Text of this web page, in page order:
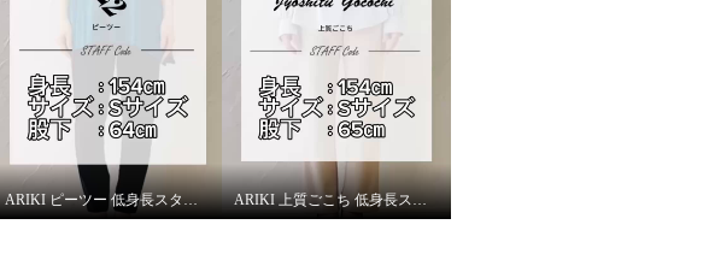
ARIKI ピーツー 低身長スタッフがはいてみました！ ARIKI 上質ごこち 低身長スタッフがはいてみました！